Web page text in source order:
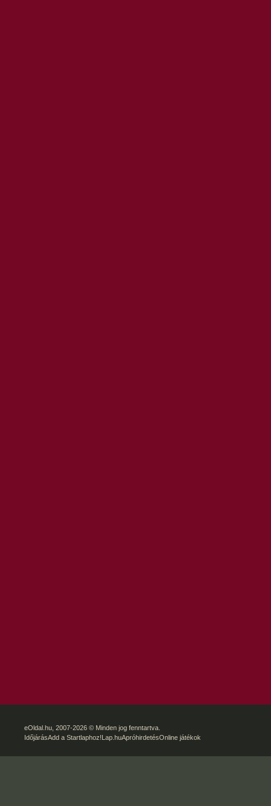
eOldal.hu , 2007-2026 © Minden jog fenntartva.
IdőjárásAdd a Startlaphoz!Lap.huApróhirdetésOnline játékok